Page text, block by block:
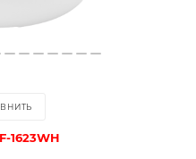
1623WH